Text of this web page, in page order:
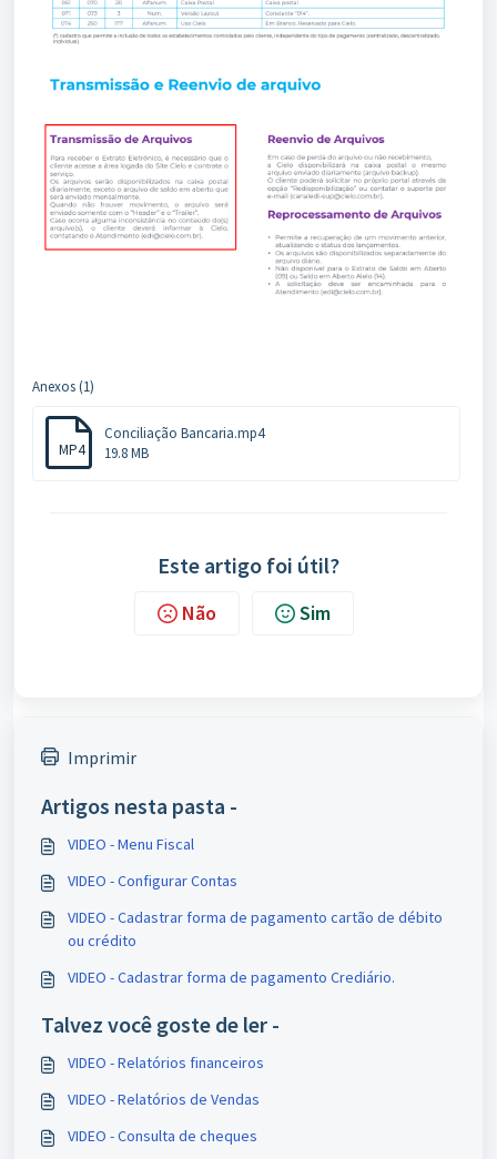
Anexos (1)
MP4
Conciliação Bancaria.mp4
19.8 MB
Este artigo foi útil?
Não Sim
Imprimir
Artigos nesta pasta -
VIDEO - Menu Fiscal
VIDEO - Configurar Contas
VIDEO - Cadastrar forma de pagamento cartão de débito
ou crédito
VIDEO - Cadastrar forma de pagamento Crediário.
Talvez você goste de ler -
VIDEO - Relatórios financeiros
VIDEO - Relatórios de Vendas
VIDEO - Consulta de cheques